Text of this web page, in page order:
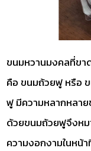
ขนมหวานมงคลที่ขา
คือ ขนมถ้วยฟู หรือ
ฟู มีความหลากหลา
ด้วยขนมถ้วยฟูจึงหม
ความงอกงามในหน้